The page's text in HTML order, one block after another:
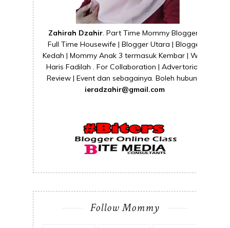
Zahirah Dzahir. Part Time Mommy Blogger |
Full Time Housewife | Blogger Utara | Blogger
Kedah | Mommy Anak 3 termasuk Kembar | Wife
Haris Fadilah . For Collaboration | Advertorial |
Review | Event dan sebagainya. Boleh hubungi
ieradzahir@gmail.com
Follow Mommy